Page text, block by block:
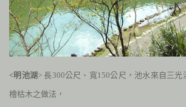
<明池湖 > 長300公尺、寬150公尺，池水來自三光
檜枯木之做法，